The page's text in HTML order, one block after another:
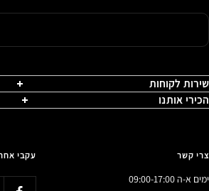
שירות לקוחות
הכירי אותנו
צרי קשר
ימים א-ה 09:00-17:00
עקבי